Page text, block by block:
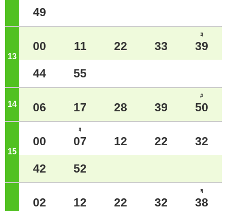
49
13
00 11 22 33
ﾖ
39
44 55
14 06 17 28 39
#
50
15
00
ﾖ
07 12 22 32
42 52
02 12 22 32
ﾖ
38